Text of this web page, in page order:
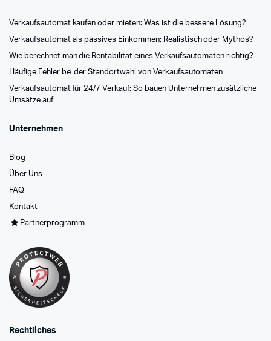
Verkaufsautomat kaufen oder mieten: Was ist die bessere Lösung?
Verkaufsautomat als passives Einkommen: Realistisch oder Mythos?
Wie berechnet man die Rentabilität eines Verkaufsautomaten richtig?
Häufige Fehler bei der Standortwahl von Verkaufsautomaten
Verkaufsautomat für 24/7 Verkauf: So bauen Unternehmen zusätzliche
Umsätze auf
Unternehmen
Blog
Über Uns
FAQ
Kontakt
Partnerprogramm
Rechtliches